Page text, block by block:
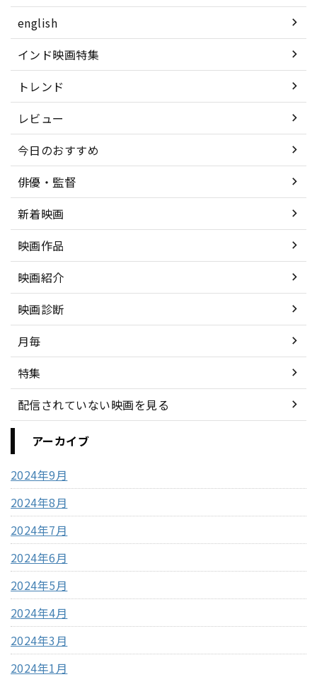
english
インド映画特集
トレンド
レビュー
今日のおすすめ
俳優・監督
新着映画
映画作品
映画紹介
映画診断
月毎
特集
配信されていない映画を見る
アーカイブ
2024年9月
2024年8月
2024年7月
2024年6月
2024年5月
2024年4月
2024年3月
2024年1月